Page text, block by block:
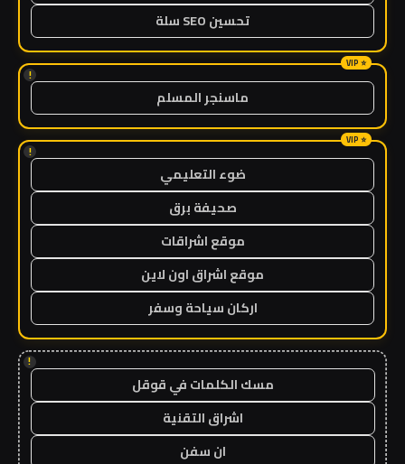
تحسين SEO سلة
!
ماسنجر المسلم
!
ضوء التعليمي
صحيفة برق
موقع اشراقات
موقع اشراق اون لاين
اركان سياحة وسفر
!
مسك الكلمات في قوقل
اشراق التقنية
ان سفن